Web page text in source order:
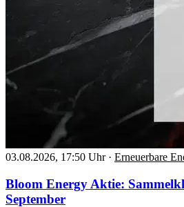
03.08.2026, 17:50 Uhr · Erneuerbare
Bloom Energy Aktie:
September